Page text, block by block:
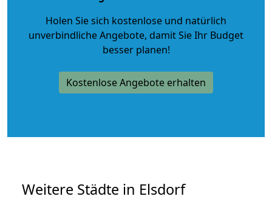
Holen Sie sich kostenlose und natürlich
unverbindliche Angebote, damit Sie Ihr Budget
besser planen!
Kostenlose Angebote erhalten
Weitere Städte in Elsdorf